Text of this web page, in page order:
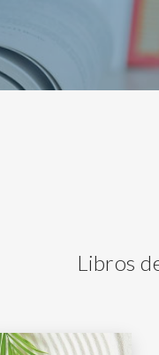
Libros